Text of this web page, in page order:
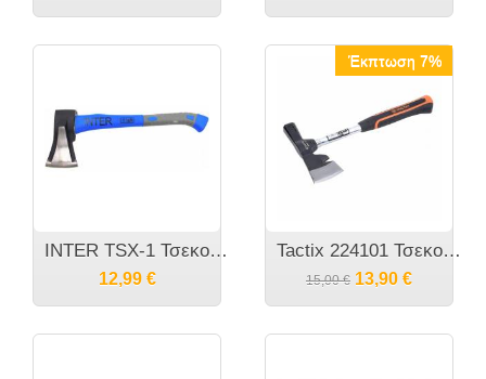
INTER TSX-1 Τσεκούρι / Τσεκουροβαριά σχίστης ξύλων ενός χεριού
12,99 €
Έκπτωση 7%
Tactix 224101 Τσεκούρι γενικής Χρήσης με προκοβγάλτη
15,00 € 13,90 €